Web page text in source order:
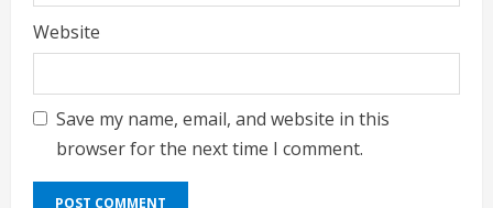
Website
Save my name, email, and website in this
browser for the next time I comment.